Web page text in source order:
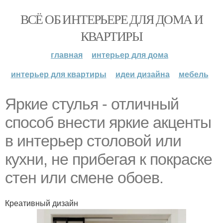
ВСЁ ОБ ИНТЕРЬЕРЕ ДЛЯ ДОМА И
КВАРТИРЫ
главная
интерьер для дома
интерьер для квартиры
идеи дизайна мебель
Яркие стулья - отличный
способ внести яркие акценты
в интерьер столовой или
кухни, не прибегая к покраске
стен или смене обоев.
Креативный дизайн